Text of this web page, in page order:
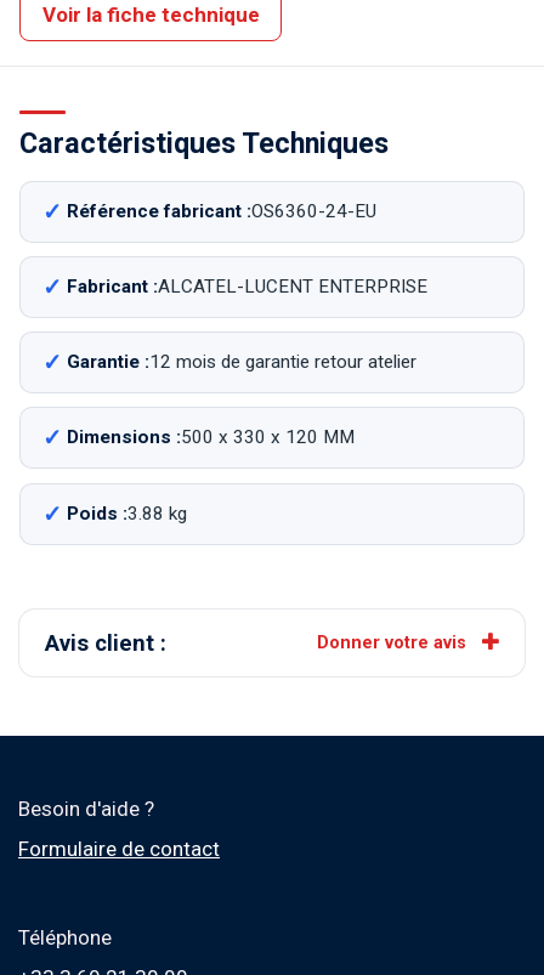
Voir la fiche technique
Caractéristiques Techniques
Référence fabricant :OS6360-24-EU
Fabricant :ALCATEL-LUCENT ENTERPRISE
Garantie :12 mois de garantie retour atelier
Dimensions :500 x 330 x 120 MM
Poids :3.88 kg
Avis client : Donner votre avis
Besoin d'aide ?
Formulaire de contact
Téléphone